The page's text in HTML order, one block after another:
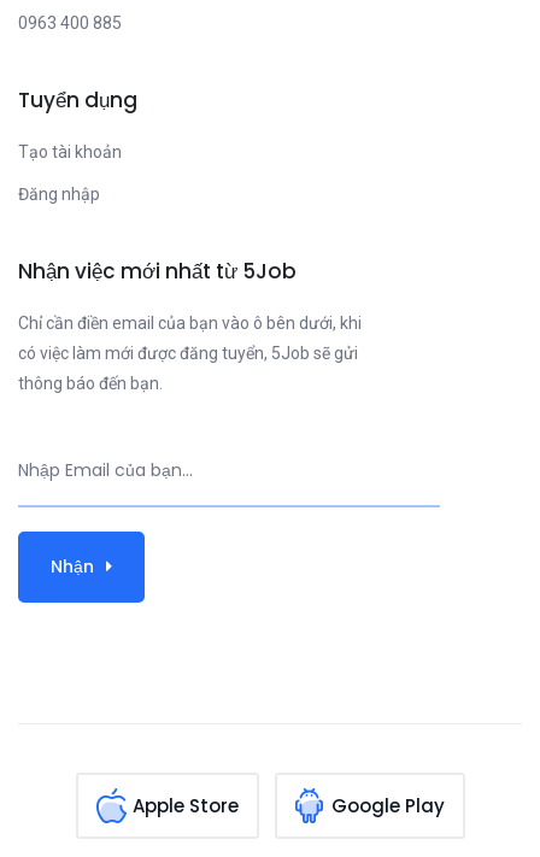
0963 400 885
Tuyển dụng
Tạo tài khoản
Đăng nhập
Nhận việc mới nhất từ 5Job
Chỉ cần điền email của bạn vào ô bên dưới, khi
có việc làm mới được đăng tuyển, 5Job sẽ gửi
thông báo đến bạn.
Nhận
Apple Store Google Play